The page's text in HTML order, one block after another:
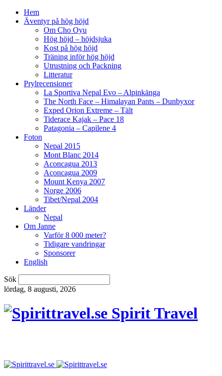
Hem
Äventyr på hög höjd
Om Cho Oyu
Hög höjd – höjdsjuka
Kost på hög höjd
Träning inför hög höjd
Utrustning och Packning
Litteratur
Prylrecensioner
La Sportiva Nepal Evo – Alpinkänga
The North Face – Himalayan Pants – Dunbyxor
Exped Orion Extreme – Tält
Tiderace Kajak – Pace 18
Patagonia – Capilene 4
Foton
Nepal 2015
Mont Blanc 2014
Aconcagua 2013
Aconcagua 2009
Mount Kenya 2007
Norge 2006
Tibet/Nepal 2004
Länder
Nepal
Om Janne
Varför 8 000 meter?
Tidigare vandringar
Sponsorer
English
Sök
lördag, 8 augusti, 2026
Spirit Travel